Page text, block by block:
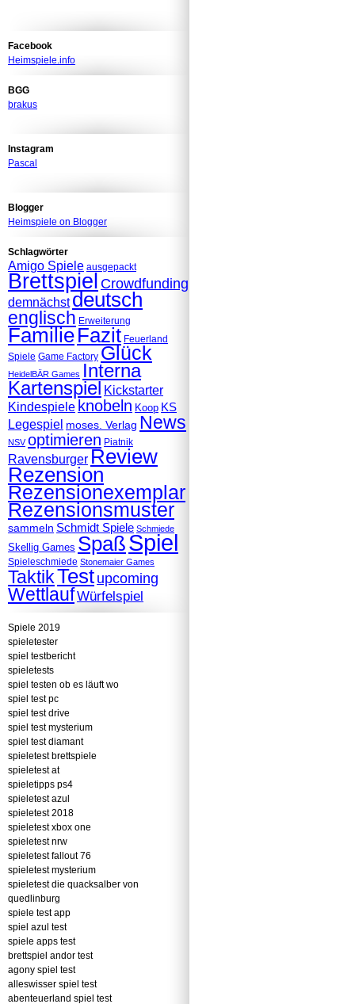
Facebook
Heimspiele.info
BGG
brakus
Instagram
Pascal
Blogger
Heimspiele on Blogger
Schlagwörter
Amigo Spiele ausgepackt
Brettspiel Crowdfunding
demnächst deutsch
englisch Erweiterung
FamilieFazit Feuerland
Spiele Game Factory Glück
HeidelBÄR Games Interna
Kartenspiel Kickstarter
Kindespiele knobeln Koop KS
Legespiel moses. Verlag News
NSV optimieren Piatnik
RavensburgerReview
Rezension
Rezensionexemplar
Rezensionsmuster
sammeln Schmidt Spiele Schmiede
Skellig Games SpaßSpiel
Spieleschmiede Stonemaier Games
TaktikTest upcoming
WettlaufWürfelspiel
Spiele 2019
spieletester
spiel testbericht
spieletests
spiel testen ob es läuft wo
spiel test pc
spiel test drive
spiel test mysterium
spiel test diamant
spieletest brettspiele
spieletest at
spieletipps ps4
spieletest azul
spieletest 2018
spieletest xbox one
spieletest nrw
spieletest fallout 76
spieletest mysterium
spieletest die quacksalber von
quedlinburg
spiele test app
spiel azul test
spiele apps test
brettspiel andor test
agony spiel test
alleswisser spiel test
abenteuerland spiel test